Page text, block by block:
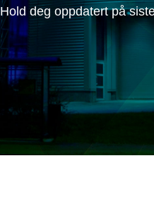
Hold deg oppdatert på